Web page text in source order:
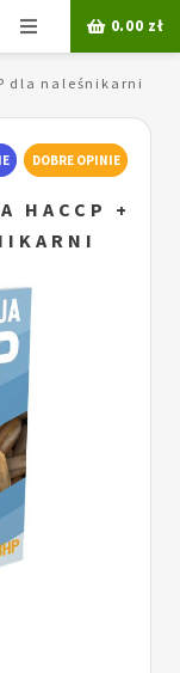
Menu 0.00 zł
dla naleśnikarni
DOBRE OPINIE
HACCP +